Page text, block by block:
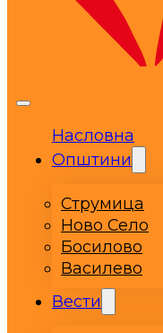
Насловна
Општини
Струмица
Ново Село
Босилово
Василево
Вести